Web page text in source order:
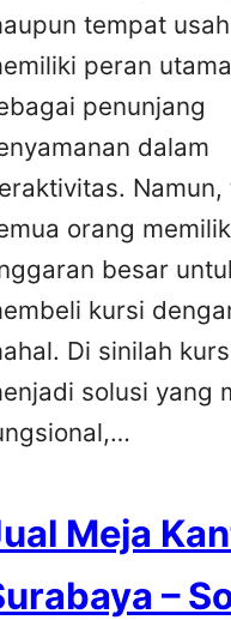
tempat
peran utama
penunjang
dalam
Namun,
orang
besar
kursi
Di sinilah
solusi yang
Meja
–